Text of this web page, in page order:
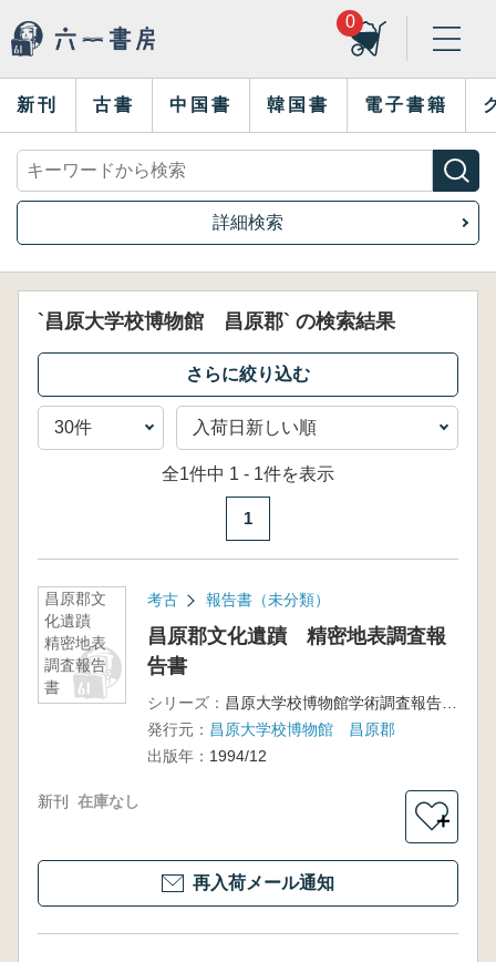
0
新刊 古書 中国書 韓国書 電子書籍
詳細検索
`昌原大学校博物館 昌原郡` の検索結果
全1件中 1 - 1件を表示
1
昌原郡文
化遺蹟
精密地表
調査報告
書
考古 報告書（未分類）
昌原郡文化遺蹟 精密地表調査報
告書
シリーズ：
昌原大学校博物館学術調査報告第6冊
発行元： 昌原大学校博物館 昌原郡
出版年： 1994/12
新刊 在庫なし
＋
再入荷メール通知